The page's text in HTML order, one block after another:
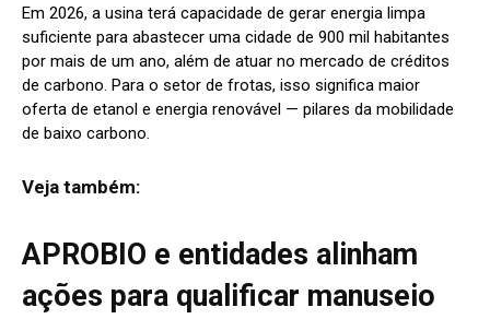
Em 2026, a usina terá capacidade de gerar energia limpa
suficiente para abastecer uma cidade de 900 mil habitantes
por mais de um ano, além de atuar no mercado de créditos
de carbono. Para o setor de frotas, isso significa maior
oferta de etanol e energia renovável — pilares da mobilidade
de baixo carbono.
Veja também:
APROBIO e entidades alinham
ações para qualificar manuseio